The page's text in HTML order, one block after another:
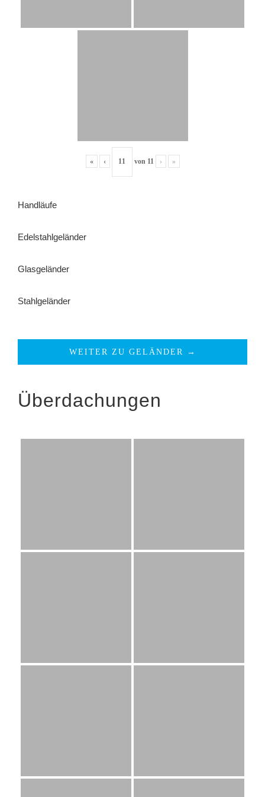
« ‹ von 11 › »
Handläufe
Edelstahlgeländer
Glasgeländer
Stahlgeländer
WEITER ZU GELÄNDER →
Überdachungen